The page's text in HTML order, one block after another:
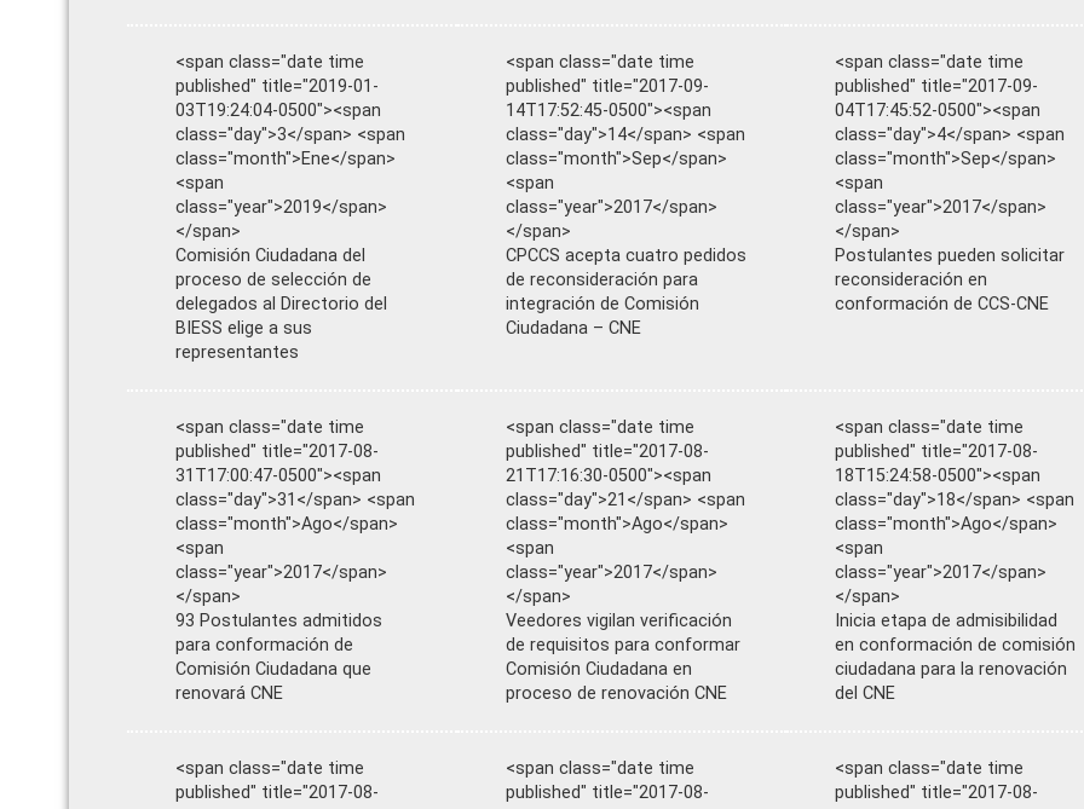
<span class="date time
published" title="2019-01-
03T19:24:04-0500"><span
class="day">3</span> <span
class="month">Ene</span>
<span
class="year">2019</span>
</span>
Comisión Ciudadana del
proceso de selección de
delegados al Directorio del
BIESS elige a sus
representantes
<span class="date time
published" title="2017-09-
14T17:52:45-0500"><span
class="day">14</span> <span
class="month">Sep</span>
<span
class="year">2017</span>
</span>
CPCCS acepta cuatro pedidos
de reconsideración para
integración de Comisión
Ciudadana – CNE
<span class="date time
published" title="2017-09-
04T17:45:52-0500"><span
class="day">4</span> <span
class="month">Sep</span>
<span
class="year">2017</span>
</span>
Postulantes pueden solicitar
reconsideración en
conformación de CCS-CNE
<span class="date time
published" title="2017-08-
31T17:00:47-0500"><span
class="day">31</span> <span
class="month">Ago</span>
<span
class="year">2017</span>
</span>
93 Postulantes admitidos
para conformación de
Comisión Ciudadana que
renovará CNE
<span class="date time
published" title="2017-08-
21T17:16:30-0500"><span
class="day">21</span> <span
class="month">Ago</span>
<span
class="year">2017</span>
</span>
Veedores vigilan verificación
de requisitos para conformar
Comisión Ciudadana en
proceso de renovación CNE
<span class="date time
published" title="2017-08-
18T15:24:58-0500"><span
class="day">18</span> <span
class="month">Ago</span>
<span
class="year">2017</span>
</span>
Inicia etapa de admisibilidad
en conformación de comisión
ciudadana para la renovación
del CNE
<span class="date time
published" title="2017-08-
<span class="date time
published" title="2017-08-
<span class="date time
published" title="2017-08-